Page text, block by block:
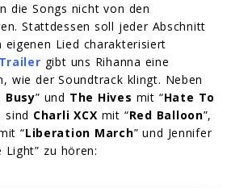
die Songs nicht von den
Stattdessen soll jeder Abschnitt
Lied charakterisiert
Trailer gibt uns Rihanna eine
wie der Soundtrack klingt. Neben
Busy” und The Hives mit “Hate To
sind Charli XCX mit “Red Balloon”,
“Liberation March” und Jennifer
Light” zu hören: